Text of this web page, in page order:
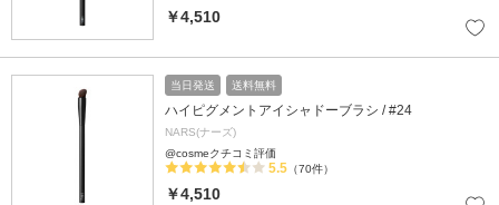
￥4,510
当日発送 送料無料
ハイピグメントアイシャドーブラシ / #24
NARS(ナーズ)
@cosmeクチコミ評価
5.5 （70件）
￥4,510